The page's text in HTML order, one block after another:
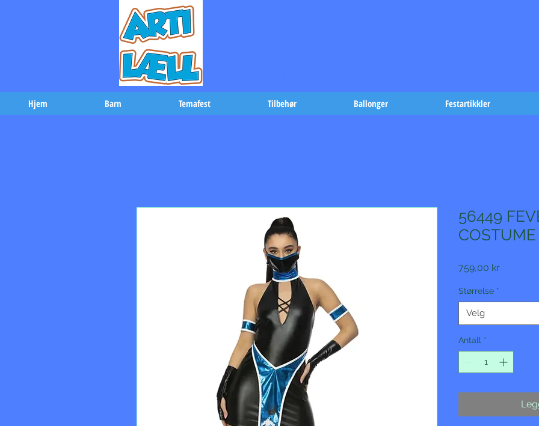
Hjem Barn Temafest Tilbehør Ballonger Festartikkler
56449
COSTUME
759,00 krPris
Størrelse *
Velg
Antall *